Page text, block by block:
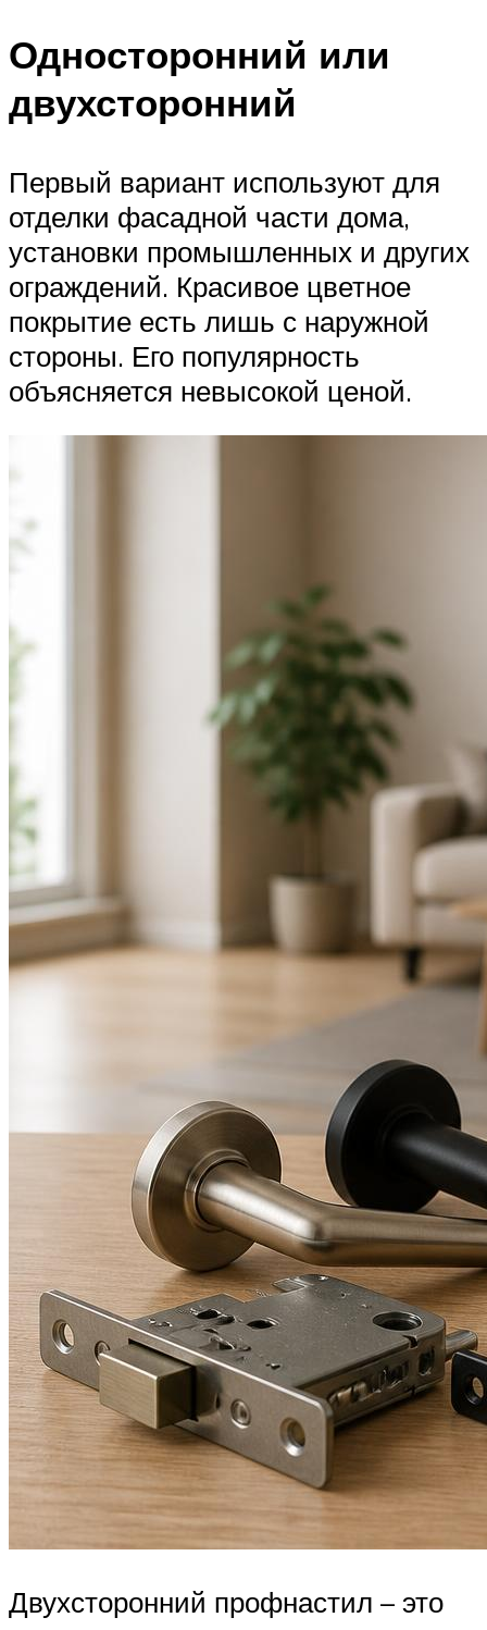
Односторонний или
двухсторонний
Первый вариант используют для
отделки фасадной части дома,
установки промышленных и других
ограждений. Красивое цветное
покрытие есть лишь с наружной
стороны. Его популярность
объясняется невысокой ценой.
Двухсторонний профнастил – это